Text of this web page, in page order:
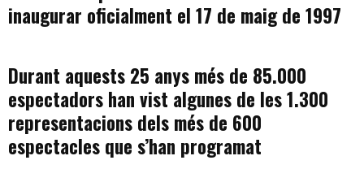
inaugurar oficialment el 17 de maig de 1997
Durant aquests 25 anys més de 85.000
espectadors han vist algunes de les 1.300
representacions dels més de 600
espectacles que s’han programat